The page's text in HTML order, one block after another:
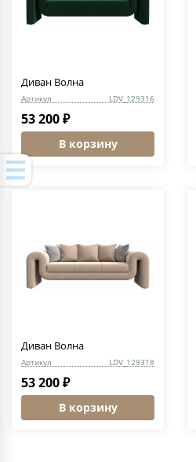
Диван Волна
Артикул LDV_129316
53 200 ₽
В корзину
Диван Волна
Артикул LDV_129318
53 200 ₽
В корзину